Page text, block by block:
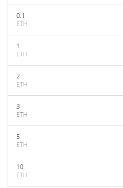
0.1
ETH
1
ETH
2
ETH
3
ETH
5
ETH
10
ETH